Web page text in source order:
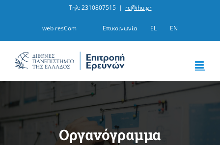
Τηλ: 2310807515 | rc@ihu.gr
web resCom Επικοινωνία EL EN
Οργανόγραμμα